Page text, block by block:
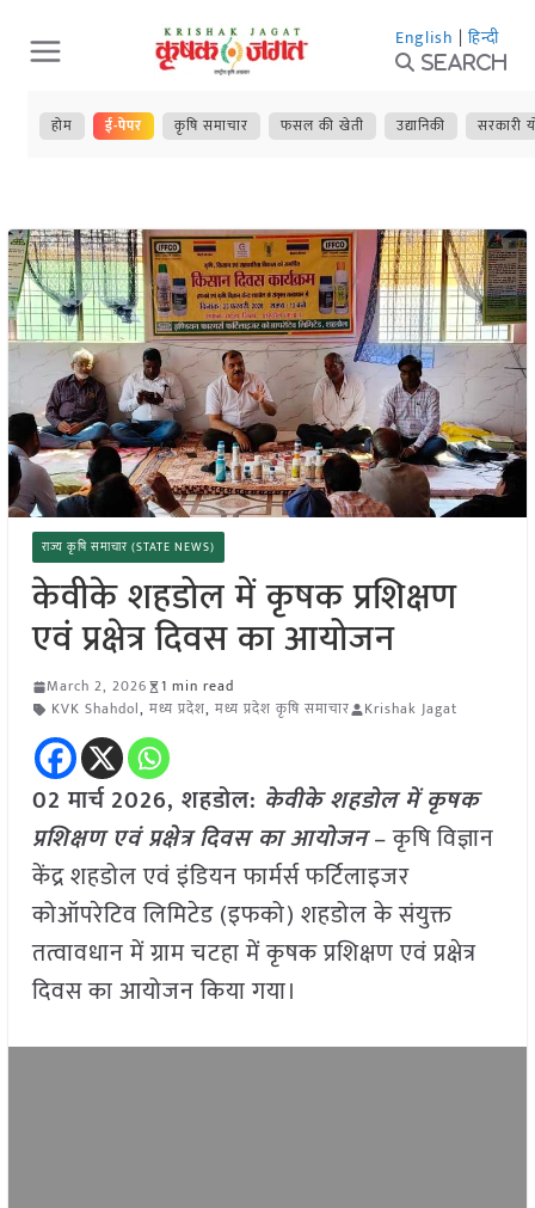
Skip
to
content
English | हिन्दी
Search
होम ई-पेपर कृषि समाचार फसल की खेती उद्यानिकी सरकारी
राज्य कृषि समाचार (STATE NEWS)
केवीके शहडोल में कृषक प्रशिक्षण
एवं प्रक्षेत्र दिवस का आयोजन
March 2, 2026
1 min read
KVK Shahdol, मध्य प्रदेश, मध्य प्रदेश कृषि समाचार Krishak Jagat
02 मार्च2026, शहडोल: केवीके शहडोल में कृषक
प्रशिक्षण एवं प्रक्षेत्र दिवस का आयोजन– कृषि विज्ञान
केंद्र शहडोल एवं इंडियन फार्मर्स फर्टिलाइजर
कोऑपरेटिव लिमिटेड (इफको) शहडोल के संयुक्त
तत्वावधान में ग्राम चटहा में कृषक प्रशिक्षण एवं प्रक्षेत्र
दिवस का आयोजन किया गया।